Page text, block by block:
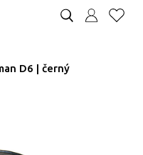
D6 | černý